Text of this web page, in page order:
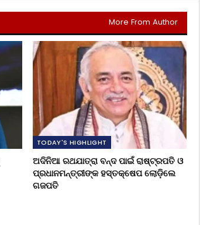
More From Author
TODAY'S HIGHLIGHT
ଅଦିନିଆ ରଥଯାତ୍ରା ବନ୍ଦ ପାଇଁ ରାଷ୍ଟ୍ରପତି ଓ
ପ୍ରଧାନମନ୍ତ୍ରୀଙ୍କ ହସ୍ତକ୍ଷେପ ଲୋଡ଼ିଲେ
ଗଜପତି